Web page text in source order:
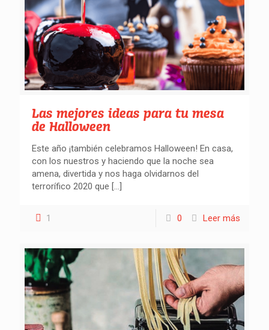
Las mejores ideas para tu mesa
de Halloween
Este año ¡también celebramos Halloween! En casa,
con los nuestros y haciendo que la noche sea
amena, divertida y nos haga olvidarnos del
terrorífico 2020 que […]
1 0 Leer más